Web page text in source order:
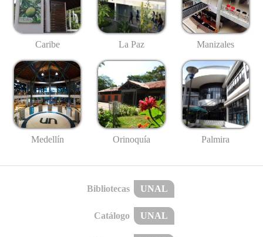
Caribe La Paz Manizales
Medellín Orinoquía Palmira
Bibliotecas UNAL
Catálogo UNAL